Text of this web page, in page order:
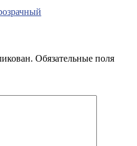
Обязательные поля